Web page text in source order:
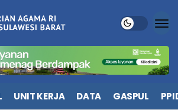
UNIT KERJA DATA GASPUL